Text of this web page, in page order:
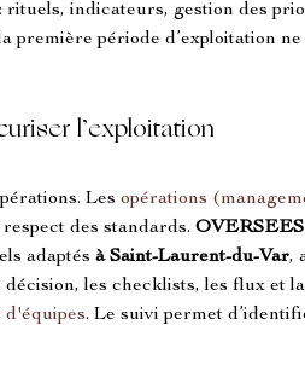
rituels, indicateurs, gestion des
première période d’exploitation ne
l’exploitation
Les opérations
des standards. OVERSEES
adaptés à Saint-Laurent-du-Var,
les checklists, les flux et
d'équipes. Le suivi permet